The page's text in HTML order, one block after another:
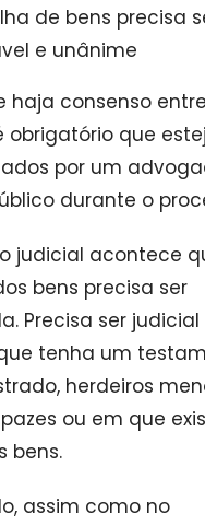
de bens precisa
e unânime
haja consenso
obrigatório que
por um
durante o
judicial acontece
bens precisa ser
Precisa ser
tenha um
herdeiros
ou em que
bens.
assim como no